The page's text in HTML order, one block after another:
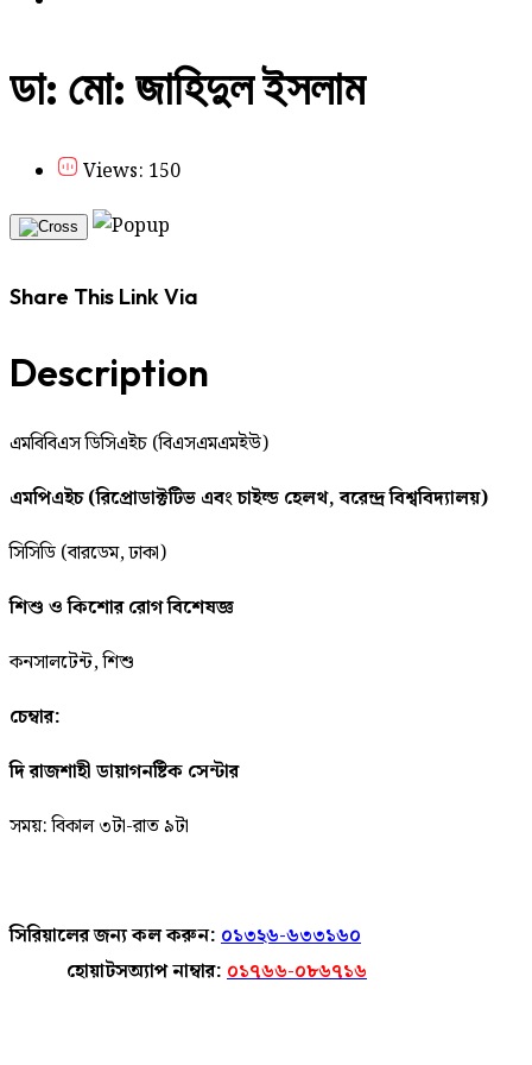
ডা: মো: জাহিদুল ইসলাম
Views: 150
Share This Link Via
Description
এমবিবিএস ডিসিএইচ (বিএসএমএমইউ)
এমপিএইচ (রিপ্রোডাক্টটিভ এবং চাইল্ড হেলথ, বরেন্দ্র বিশ্ববিদ্যালয়)
সিসিডি (বারডেম, ঢাকা)
শিশু ও কিশোর রোগ বিশেষজ্ঞ
কনসালটেন্ট, শিশু
চেম্বার:
দি রাজশাহী ডায়াগনষ্টিক সেন্টার
সময়: বিকাল ৩টা-রাত ৯টা
সিরিয়ালের জন্য কল করুন: ০১৩২৬-৬৩৩১৬০
হোয়াটসঅ্যাপ নাম্বার: ০১৭৬৬-০৮৬৭১৬